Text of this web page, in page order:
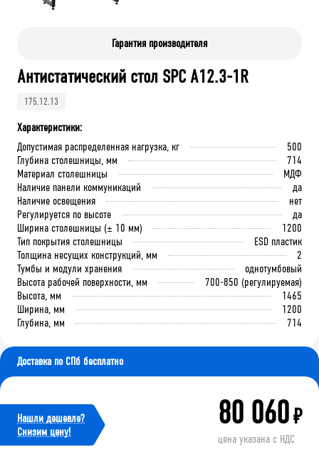
Гарантия производителя
Антистатический стол SPC A12.3-1R
175.12.13
Характеристики:
Допустимая распределенная нагрузка, кг
500
Глубина столешницы, мм
714
Материал столешницы
МДФ
Наличие панели коммуникаций
да
Наличие освещения
нет
Регулируется по высоте
да
Ширина столешницы (± 10 мм)
1200
Тип покрытия столешницы
ESD пластик
Толщина несущих конструкций, мм
2
Тумбы и модули хранения
однотумбовый
Высота рабочей поверхности, мм
700-850 (регулируемая)
Высота, мм
1465
Ширина, мм
1200
Глубина, мм
714
Доставка по СПб бесплатно
Нашли дешевле?
Cнизим цену!
80 060₽
цена указана с НДС